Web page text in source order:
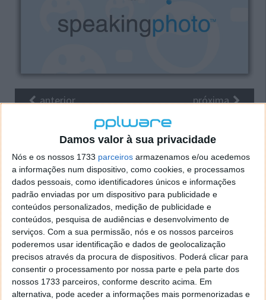
Damos valor à sua privacidade
Nós e os nossos 1733 parceiros armazenamos e/ou acedemos
a informações num dispositivo, como cookies, e processamos
dados pessoais, como identificadores únicos e informações
padrão enviadas por um dispositivo para publicidade e
conteúdos personalizados, medição de publicidade e
conteúdos, pesquisa de audiências e desenvolvimento de
serviços. Com a sua permissão, nós e os nossos parceiros
poderemos usar identificação e dados de geolocalização
precisos através da procura de dispositivos. Poderá clicar para
consentir o processamento por nossa parte e pela parte dos
nossos 1733 parceiros, conforme descrito acima. Em
alternativa, pode aceder a informações mais pormenorizadas e
anterior próxima
Não é necessário software especial para experienciar
uma foto falada. Apenas fotografar, falar e partilhar
com toda a gente! Junte até cincospeaking photos
para contar a história completa! Também poderá
adicionar som a qualquer uma das suas fotos já
existentes, tornando a sua biblioteca de fotografias
numa verdadeira história!
Esta aplicação, para iPhone e iPad, não é uma
novidade em termos de conceito, vem sim, de forma
muito simples, colocar mais informação a uma
fotografia, onde o áudio pode enquadrar, mesmo
com os sons de fundo ou o som ambiente, aquele
momento.